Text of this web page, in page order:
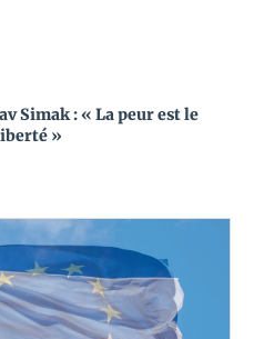
Simak : « La peur est le
»